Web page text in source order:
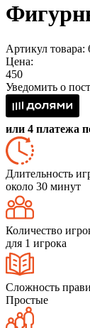
Артикул товара:
Цена:
450
Уведомить о
или 4 платежа
Длительность
около 30 минут
Количество
для 1 игрока
Сложность
Простые